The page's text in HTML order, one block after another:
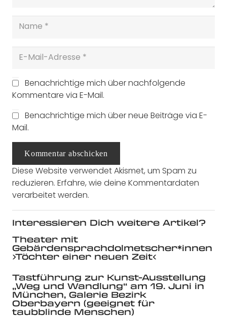
Benachrichtige mich über nachfolgende
Kommentare via E-Mail.
Benachrichtige mich über neue Beiträge via E-
Mail.
Kommentar abschicken
Diese Website verwendet Akismet, um Spam zu
reduzieren. Erfahre, wie deine Kommentardaten
verarbeitet werden.
Interessieren Dich weitere Artikel?
Theater mit
Gebärdensprachdolmetscher*innen
›Töchter einer neuen Zeit‹
Tastführung zur Kunst-Ausstellung
„Weg und Wandlung“ am 19. Juni in
München, Galerie Bezirk
Oberbayern (geeignet für
taubblinde Menschen)